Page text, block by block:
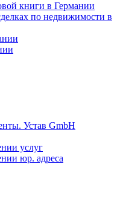
книги в Германии
по недвижимости в
Устав GmbH
услуг
юр. адреса